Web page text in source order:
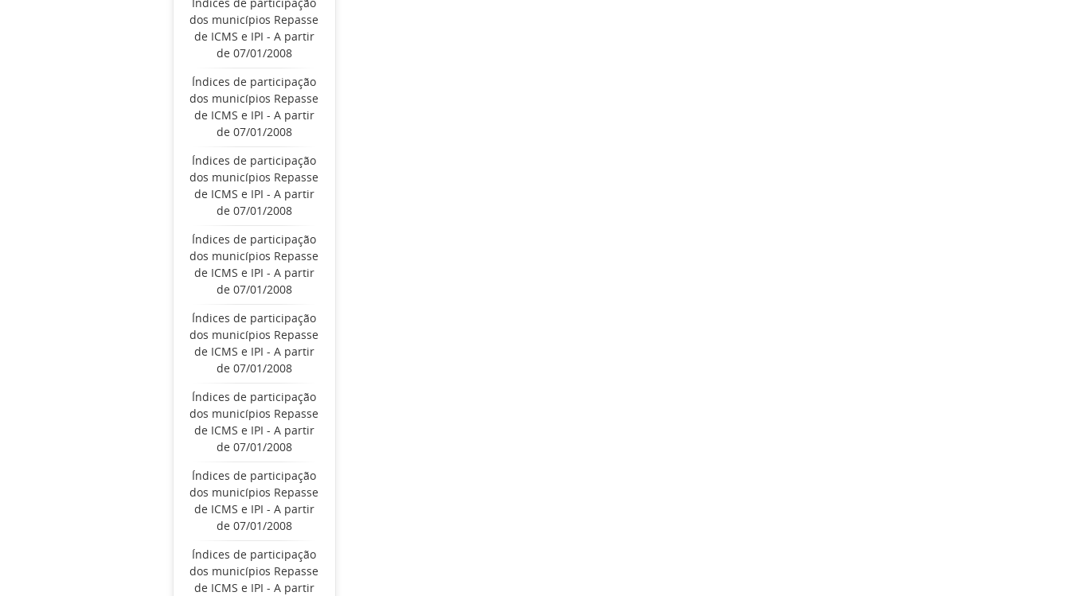
dos municípios Repasse
de ICMS e IPI - A partir
de 07/01/2008
Índices de participação
dos municípios Repasse
de ICMS e IPI - A partir
de 07/01/2008
Índices de participação
dos municípios Repasse
de ICMS e IPI - A partir
de 07/01/2008
Índices de participação
dos municípios Repasse
de ICMS e IPI - A partir
de 07/01/2008
Índices de participação
dos municípios Repasse
de ICMS e IPI - A partir
de 07/01/2008
Índices de participação
dos municípios Repasse
de ICMS e IPI - A partir
de 07/01/2008
Índices de participação
dos municípios Repasse
de ICMS e IPI - A partir
de 07/01/2008
Índices de participação
dos municípios Repasse
de ICMS e IPI - A partir